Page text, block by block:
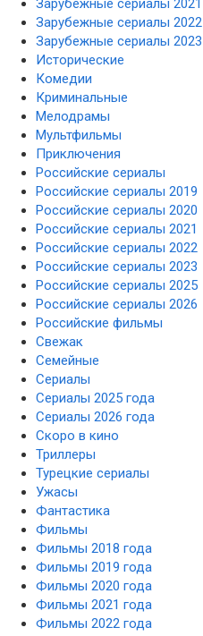
Зарубежные сериалы 2021
Зарубежные сериалы 2022
Зарубежные сериалы 2023
Исторические
Комедии
Криминальные
Мелодрамы
Мультфильмы
Приключения
Российские сериалы
Российские сериалы 2019
Российские сериалы 2020
Российские сериалы 2021
Российские сериалы 2022
Российские сериалы 2023
Российские сериалы 2025
Российские сериалы 2026
Российские фильмы
Свежак
Семейные
Сериалы
Сериалы 2025 года
Сериалы 2026 года
Скоро в кино
Триллеры
Турецкие сериалы
Ужасы
Фантастика
Фильмы
Фильмы 2018 года
Фильмы 2019 года
Фильмы 2020 года
Фильмы 2021 года
Фильмы 2022 года